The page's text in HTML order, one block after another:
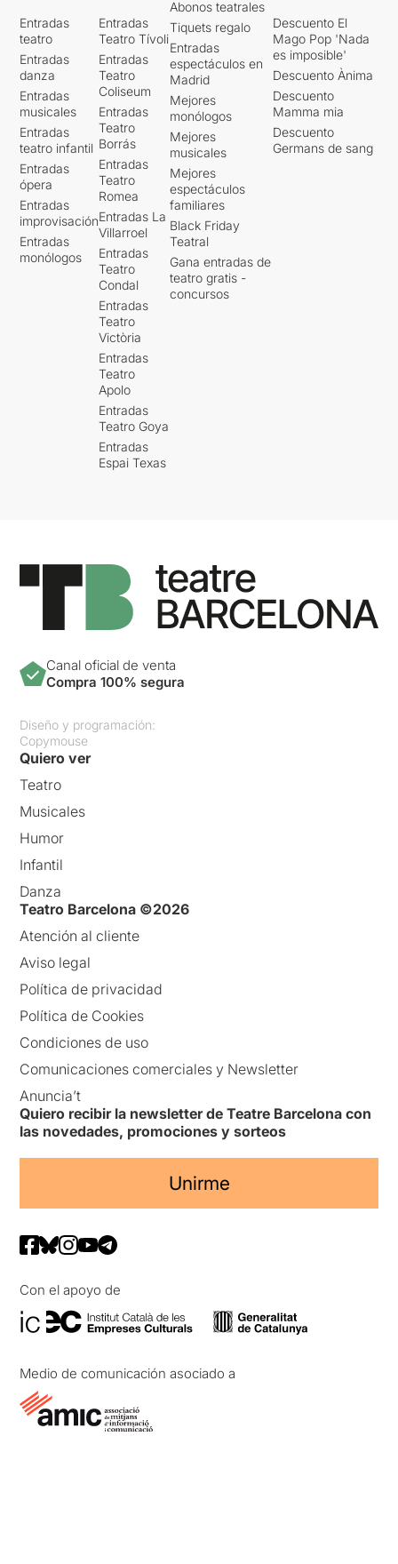
Entradas
teatro
Entradas
danza
Entradas
musicales
Entradas
teatro infantil
Entradas
ópera
Entradas
improvisación
Entradas
monólogos
Entradas
Teatro Tívoli
Entradas
Teatro
Coliseum
Entradas
Teatro
Borrás
Entradas
Teatro
Romea
Entradas La
Villarroel
Entradas
Teatro
Condal
Entradas
Teatro
Victòria
Entradas
Teatro
Apolo
Entradas
Teatro Goya
Entradas
Espai Texas
Abonos teatrales
Tiquets regalo
Entradas
espectáculos en
Madrid
Mejores
monólogos
Mejores
musicales
Mejores
espectáculos
familiares
Black Friday
Teatral
Gana entradas de
teatro gratis -
concursos
Descuento El
Mago Pop 'Nada
es imposible'
Descuento Ànima
Descuento
Mamma mia
Descuento
Germans de sang
Canal oficial de venta
Compra 100% segura
Diseño y programación:
Copymouse
Quiero ver
Teatro
Musicales
Humor
Infantil
Danza
Teatro Barcelona ©2026
Atención al cliente
Aviso legal
Política de privacidad
Política de Cookies
Condiciones de uso
Comunicaciones comerciales y Newsletter
Anuncia’t
Quiero recibir la newsletter de Teatre Barcelona con
las novedades, promociones y sorteos
Unirme
Con el apoyo de
Medio de comunicación asociado a